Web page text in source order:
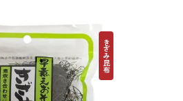
きざみ昆布